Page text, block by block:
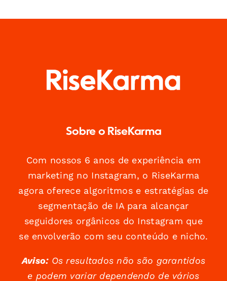
Sobre o RiseKarma
Com nossos 6 anos de experiência em
marketing no Instagram, o RiseKarma
agora oferece algoritmos e estratégias de
segmentação de IA para alcançar
seguidores orgânicos do Instagram que
se envolverão com seu conteúdo e nicho.
Aviso:Os resultados não são garantidos
e podem variar dependendo de vários